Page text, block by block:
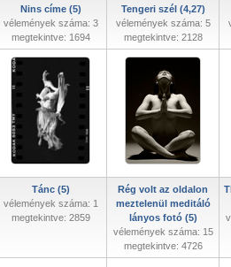
Nins címe (5)
vélemények száma: 3
megtekintve: 1694
Tengeri szél (4,27)
vélemények száma: 5
megtekintve: 2128
Tánc (5)
vélemények száma: 1
megtekintve: 2859
Rég volt az oldalon
meztelenül meditáló
lányos fotó (5)
vélemények száma: 15
megtekintve: 4726